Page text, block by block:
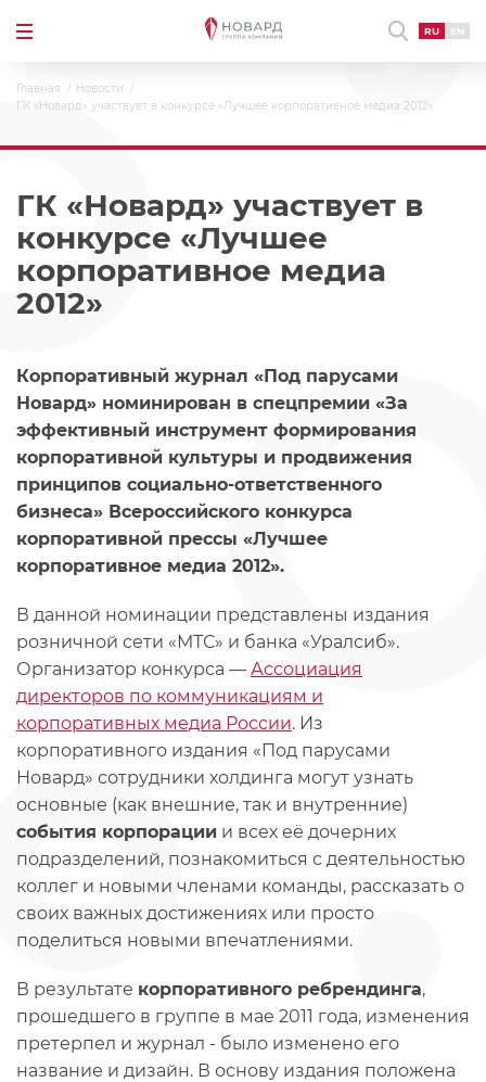
RU EN
Главная
Новости
ГК «Новард» участвует в конкурсе «Лучшее корпоративное медиа 2012»
ГК «Новард» участвует в
конкурсе «Лучшее
корпоративное медиа
2012»
Корпоративный журнал «Под парусами
Новард» номинирован в спецпремии «За
эффективный инструмент формирования
корпоративной культуры и продвижения
принципов социально-ответственного
бизнеса» Всероссийского конкурса
корпоративной прессы «Лучшее
корпоративное медиа 2012».
В данной номинации представлены издания
розничной сети «МТС» и банка «Уралсиб».
Организатор конкурса — Ассоциация
директоров по коммуникациям и
корпоративных медиа России. Из
корпоративного издания «Под парусами
Новард» сотрудники холдинга могут узнать
основные (как внешние, так и внутренние)
события корпорации и всех её дочерних
подразделений, познакомиться с деятельностью
коллег и новыми членами команды, рассказать о
своих важных достижениях или просто
поделиться новыми впечатлениями.
В результате корпоративного ребрендинга,
прошедшего в группе в мае 2011 года, изменения
претерпел и журнал - было изменено его
название и дизайн. В основу издания положена